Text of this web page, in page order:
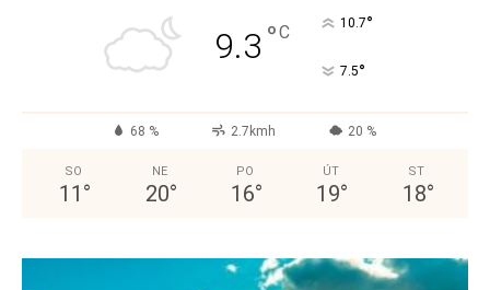
9.3 °C 10.7°
7.5°
68 % 2.7kmh 20 %
SO
11 °
NE
20°
PO
16°
ÚT
19°
ST
18°